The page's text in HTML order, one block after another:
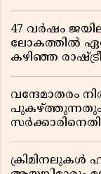
47 വർഷം
ലോകത്തിൽ
കഴിഞ്ഞ
വന്ദേമാതരം
ക്രിമിനലുകൾ